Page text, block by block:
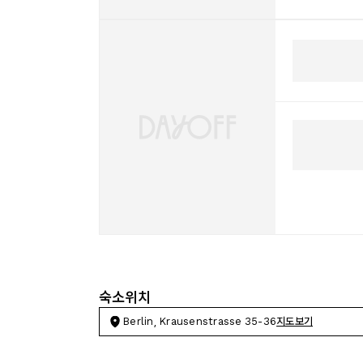
숙소위치
Berlin, Krausenstrasse 35-36지도보기